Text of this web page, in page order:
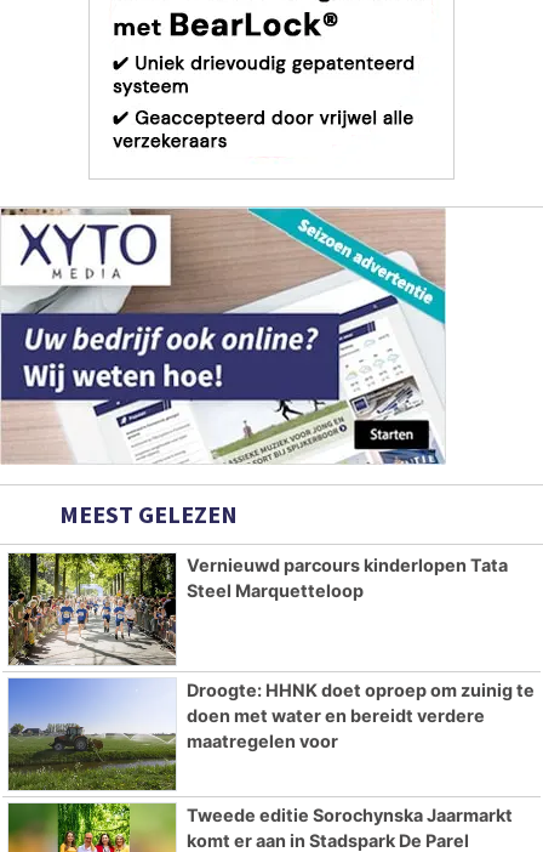
MEEST GELEZEN
Vernieuwd parcours kinderlopen Tata
Steel Marquetteloop
Droogte: HHNK doet oproep om zuinig te
doen met water en bereidt verdere
maatregelen voor
Tweede editie Sorochynska Jaarmarkt
komt er aan in Stadspark De Parel